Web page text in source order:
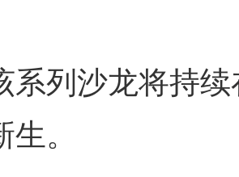
系列沙龙将持
。